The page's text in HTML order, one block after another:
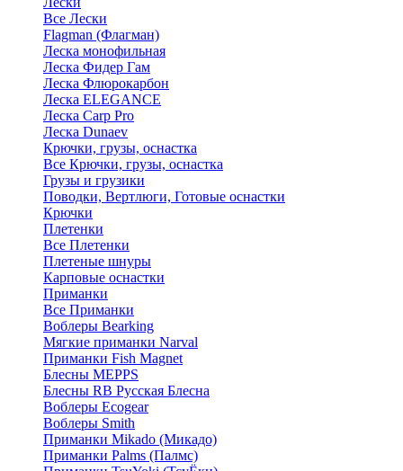
Все Лески
Flagman (Флагман)
Леска монофильная
Леска Фидер Гам
Леска Флюрокарбон
Леска ELEGANCE
Леска Carp Pro
Леска Dunaev
Крючки, грузы, оснастка
Все Крючки, грузы, оснастка
Грузы и грузики
Поводки, Вертлюги, Готовые оснастки
Крючки
Плетенки
Все Плетенки
Плетеные шнуры
Карповые оснастки
Приманки
Все Приманки
Воблеры Bearking
Мягкие приманки Narval
Приманки Fish Magnet
Блесны MEPPS
Блесны RB Русская Блесна
Воблеры Ecogear
Воблеры Smith
Приманки Mikado (Микадо)
Приманки Palms (Палмс)